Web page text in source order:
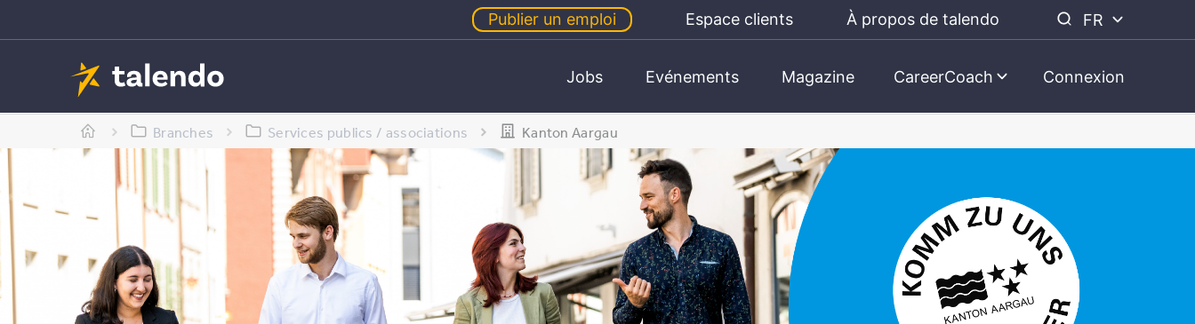
Publier un emploi Espace clients À propos de talendo FR
Jobs Evénements Magazine CareerCoach Connexion
Branches Services publics / associations Kanton Aargau